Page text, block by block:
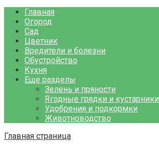
Главная
Огород
Сад
Цветник
Вредители и болезни
Обустройство
Кухня
Еще разделы
Зелень и пряности
Ягодные грядки и кустарники
Удобрения и подкормки
Животноводство
Главная страница